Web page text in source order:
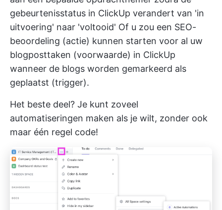
gebeurtenisstatus in ClickUp verandert van 'in
uitvoering' naar 'voltooid' Of u zou een SEO-
beoordeling (actie) kunnen starten voor al uw
blogposttaken (voorwaarde) in ClickUp
wanneer de blogs worden gemarkeerd als
geplaatst (trigger).
Het beste deel? Je kunt zoveel
automatiseringen maken als je wilt, zonder ook
maar één regel code!